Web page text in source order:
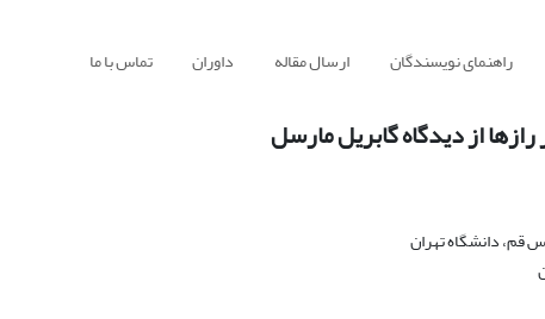
راهنمای نویسندگان ارسال مقاله داوران تماس با ما
رازها از دیدگاه گابریل مارسل
قم، دانشگاه تهران